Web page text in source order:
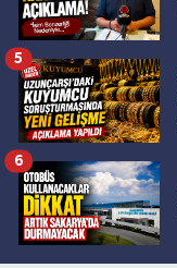
5
6